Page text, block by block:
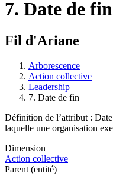
7. Date de fin
Fil d'Ariane
Arborescence
Action collective
Leadership
7. Date de fin
Définition de l’attribut :
laquelle une organisation
Dimension
Action collective
Parent (entité)